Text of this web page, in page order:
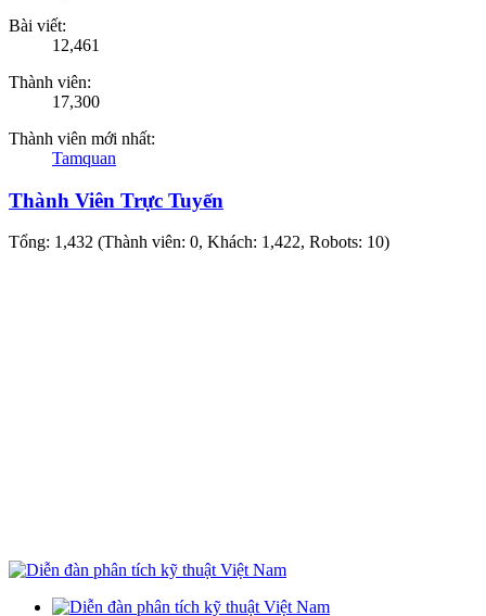
Bài viết:
12,461
Thành viên:
17,300
Thành viên mới nhất:
Tamquan
Thành Viên Trực Tuyến
Tổng: 1,432 (Thành viên: 0, Khách: 1,422, Robots: 10)